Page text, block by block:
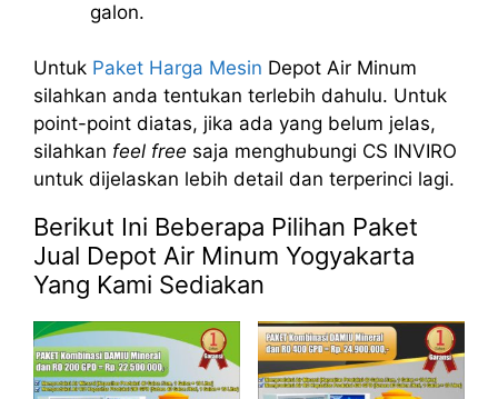
galon.
Untuk Paket Harga Mesin Depot Air Minum
silahkan anda tentukan terlebih dahulu. Untuk
point-point diatas, jika ada yang belum jelas,
silahkan feel free saja menghubungi CS INVIRO
untuk dijelaskan lebih detail dan terperinci lagi.
Berikut Ini Beberapa Pilihan Paket
Jual Depot Air Minum Yogyakarta
Yang Kami Sediakan